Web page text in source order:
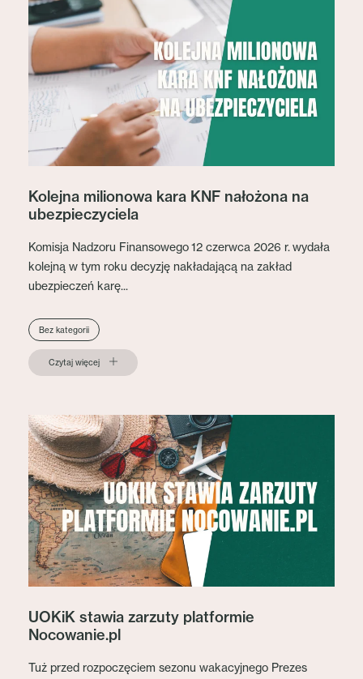
Kolejna milionowa kara KNF nałożona na
ubezpieczyciela
Komisja Nadzoru Finansowego 12 czerwca 2026 r. wydała
kolejną w tym roku decyzję nakładającą na zakład
ubezpieczeń karę...
Bez kategorii
Czytaj więcej
UOKiK stawia zarzuty platformie
Nocowanie.pl
Tuż przed rozpoczęciem sezonu wakacyjnego Prezes